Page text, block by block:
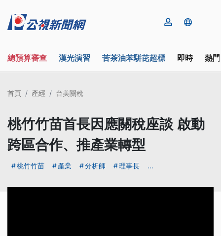
總預算審查 漢光演習 苦茶油苯駢芘超標 即時 熱
首頁 產經 台美關稅
桃竹竹苗首長因應關稅座談 啟動
跨區合作、推產業轉型
桃竹竹苗 產業 分析師 理事長 ...